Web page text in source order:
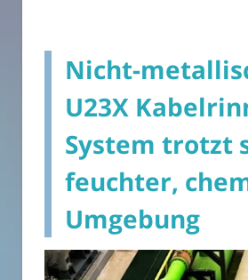
Nicht-
U23X
System trotzt
feuchter,
Umgebung